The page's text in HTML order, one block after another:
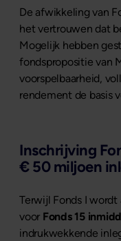
De afwikkeling van
het vertrouwen dat
Mogelijk hebben
fondspropositie van
voorspelbaarheid,
rendement de basis
Inschrijving
€ 50 miljoen
Terwijl Fonds I
voor Fonds 15
indrukwekkende